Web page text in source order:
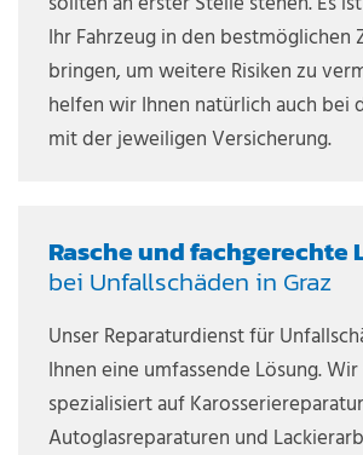
Ihr Fahrzeug in den bestmöglichen
bringen, um weitere Risiken zu
helfen wir Ihnen natürlich auch bei
mit der jeweiligen Versicherung.
Rasche und fachgerechte
bei Unfallschäden in Graz
Unser Reparaturdienst für
Ihnen eine umfassende Lösung.
spezialisiert auf
Autoglasreparaturen und